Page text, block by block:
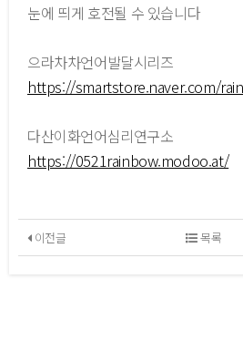
눈에 띄게 호전될 수 있습니다
으라차차언어발달시리즈
https://smartstore.naver.com/
다산이화언어심리연구소
https://0521rainbow.modoo.at/
이전글 목록